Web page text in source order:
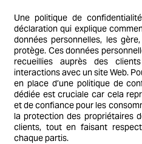
Une politique de
déclaration qui explique
données personnelles, les
protège. Ces données
recueillies auprès des
interactions avec un site Web.
en place d’une politique de
dédiée est cruciale car cela
et de confiance pour les
la protection des propriétaires
clients, tout en faisant
chaque partis.